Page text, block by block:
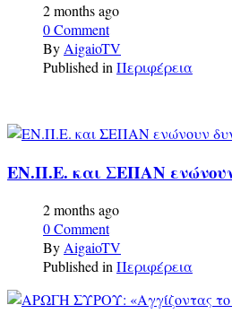
2 months ago
0 Comment
By AigaioTV
Published in Περιφέρεια
ΕΝ.Π.Ε. και ΣΕΠΑΝ
2 months ago
0 Comment
ByAigaioTV
Published inΠεριφέρεια